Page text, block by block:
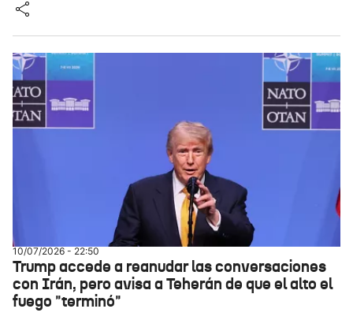
10/07/2026 - 22:50
Trump accede a reanudar las conversaciones
con Irán, pero avisa a Teherán de que el alto el
fuego "terminó"